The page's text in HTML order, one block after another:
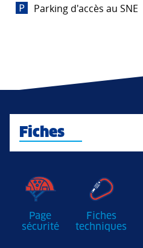
Parking d'accès au SNE
Fiches
Page
sécurité
Fiches
techniques